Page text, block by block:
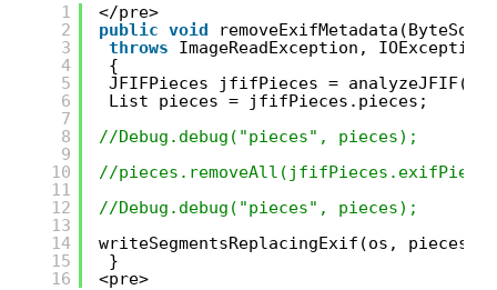
1
2
3
4
5
6
7
8
9
10
11
12
13
14
15
16
</pre>
public void
throws
ImageReadException,
{
JFIFPieces jfifPieces =
List pieces = jfifPieces.pieces;
//Debug.debug("pieces", pieces);
//
//Debug.debug("pieces", pieces);
writeSegmentsReplacingExif(os, pieces,
}
<pre>